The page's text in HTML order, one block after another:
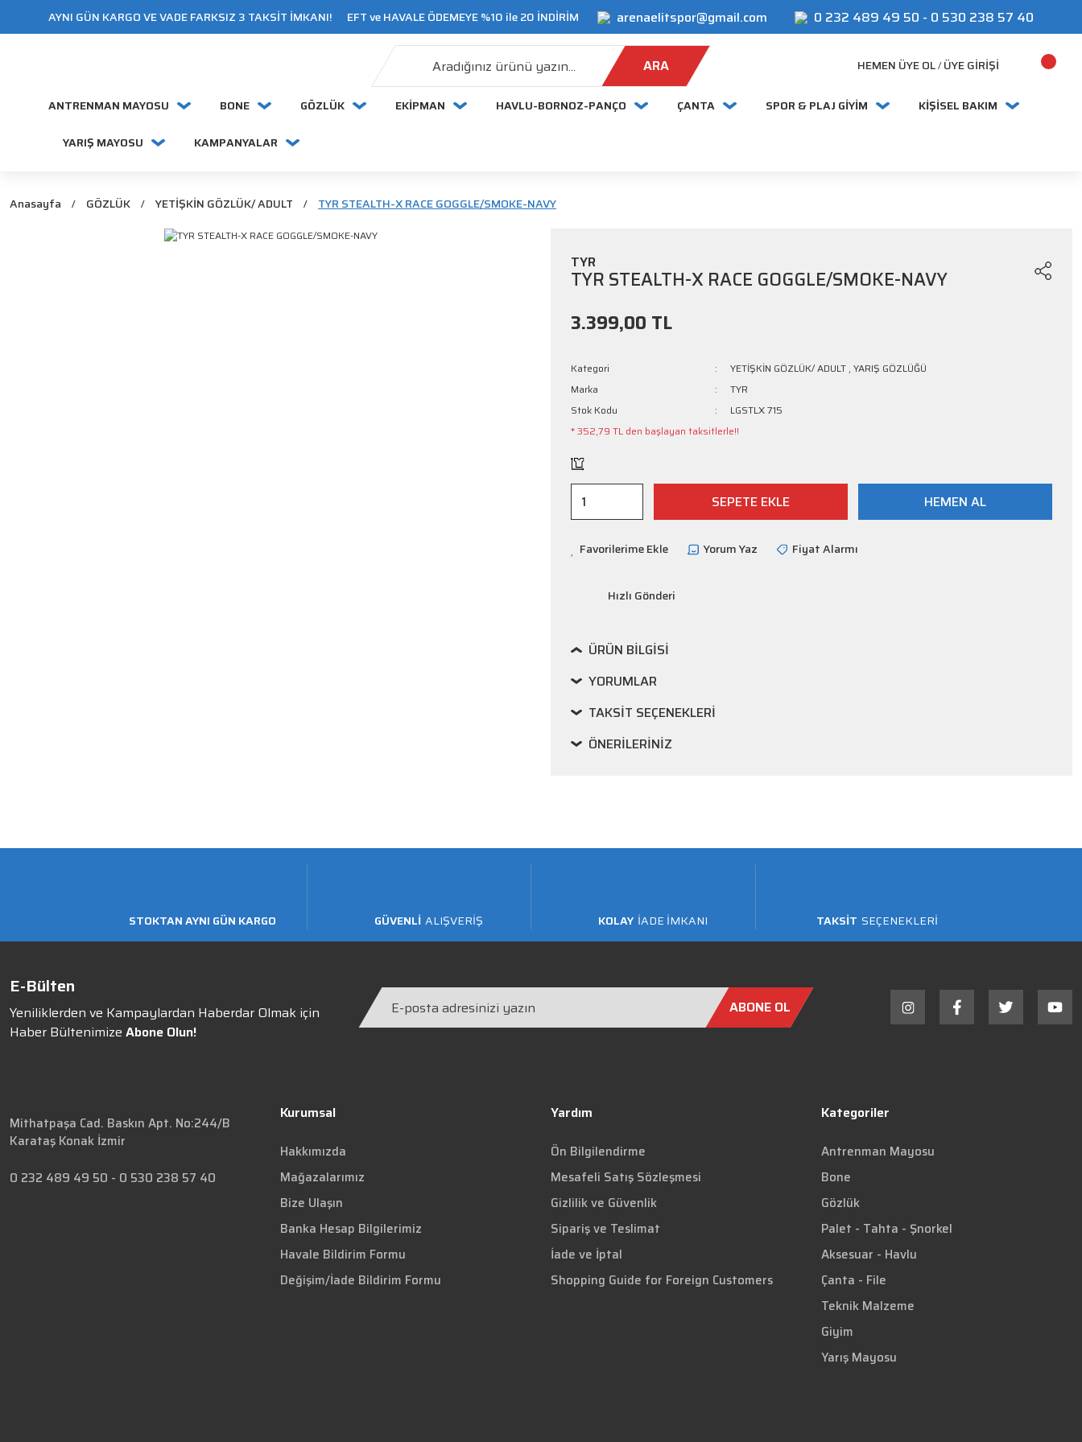
AYNI GÜN KARGO VE VADE FARKSIZ 3 TAKSİT İMKANI! EFT ve HAVALE ÖDEMEYE %10 ile 20 İNDİRİM arenaelitspor@gmail.com 0 232 489 49 50 - 0 530 238 57 40
ARA HEMEN ÜYE OL/ ÜYE GIRIŞI
ANTRENMAN MAYOSU BONE GÖZLÜK EKİPMAN HAVLU-BORNOZ-PANÇO ÇANTA SPOR & PLAJ GİYİM KİŞİSEL BAKIM
YARIŞ MAYOSU KAMPANYALAR
Anasayfa GÖZLÜK YETİŞKİN GÖZLÜK/ ADULT TYR STEALTH-X RACE GOGGLE/SMOKE-NAVY
TYR
TYR STEALTH-X RACE GOGGLE/SMOKE-NAVY
3.399,00 TL
Kategori YETİŞKİN GÖZLÜK/ ADULT ,YARIŞ GÖZLÜĞÜ
Marka
TYR
Stok Kodu
LGSTLX 715
* 352,79 TL den başlayan taksitlerle!!
SEPETE EKLE HEMEN AL
Yorum Yaz Fiyat Alarmı
Hızlı Gönderi
ÜRÜN BILGISI
YORUMLAR
TAKSIT SEÇENEKLERI
ÖNERILERINIZ
STOKTAN AYNI GÜN KARGO GÜVENLİ ALIŞVERİŞ KOLAY İADE İMKANI TAKSİT SEÇENEKLERİ
E-Bülten
Yeniliklerden ve Kampaylardan Haberdar Olmak için
Haber Bültenimize Abone Olun!
ABONE OL
Mithatpaşa Cad. Baskın Apt. No:244/B
Karataş Konak İzmir
0 232 489 49 50 - 0 530 238 57 40
Kurumsal
Hakkımızda
Mağazalarımız
Bize Ulaşın
Banka Hesap Bilgilerimiz
Havale Bildirim Formu
Değişim/İade Bildirim Formu
Yardım
Ön Bilgilendirme
Mesafeli Satış Sözleşmesi
Gizlilik ve Güvenlik
Sipariş ve Teslimat
İade ve İptal
Shopping Guide for Foreign Customers
Kategoriler
Antrenman Mayosu
Bone
Gözlük
Palet - Tahta - Şnorkel
Aksesuar - Havlu
Çanta - File
Teknik Malzeme
Giyim
Yarış Mayosu